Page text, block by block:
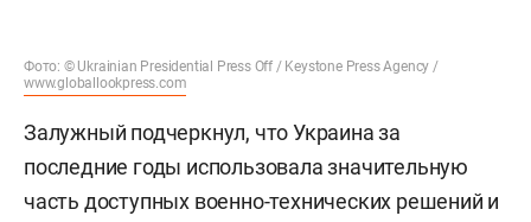
Фото: © Ukrainian Presidential Press Off / Keystone Press Agency /
www.globallookpress.com
Залужный подчеркнул, что Украина за
последние годы использовала значительную
часть доступных военно-технических решений и